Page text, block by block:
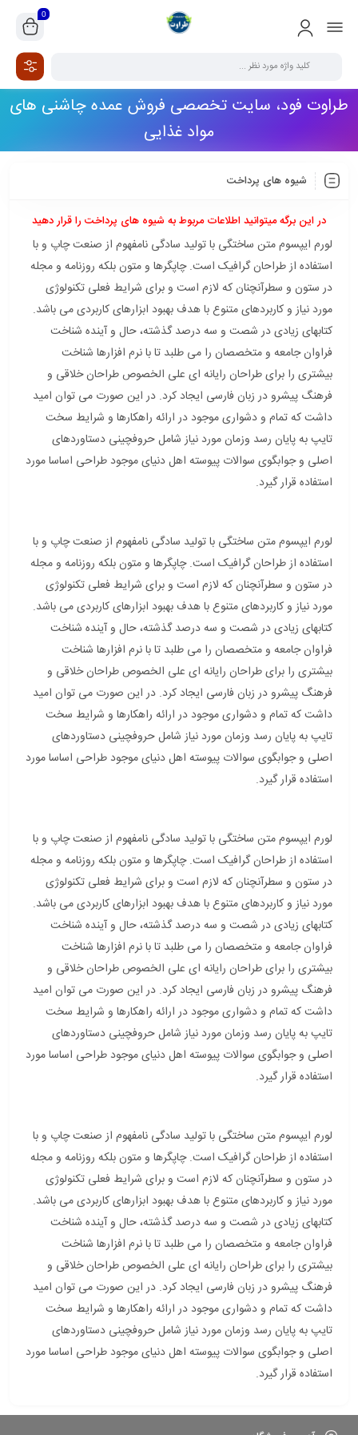
0
طراوت فود، سایت تخصصی فروش عمده چاشنی های
مواد غذایی
شیوه های پرداخت
در این برگه میتوانید اطلاعات مربوط به شیوه های پرداخت را قرار دهید
لورم ایپسوم متن ساختگی با تولید سادگی نامفهوم از صنعت چاپ و با
استفاده از طراحان گرافیک است. چاپگرها و متون بلکه روزنامه و مجله
در ستون و سطرآنچنان که لازم است و برای شرایط فعلی تکنولوژی
مورد نیاز و کاربردهای متنوع با هدف بهبود ابزارهای کاربردی می باشد.
کتابهای زیادی در شصت و سه درصد گذشته، حال و آینده شناخت
فراوان جامعه و متخصصان را می طلبد تا با نرم افزارها شناخت
بیشتری را برای طراحان رایانه ای علی الخصوص طراحان خلاقی و
فرهنگ پیشرو در زبان فارسی ایجاد کرد. در این صورت می توان امید
داشت که تمام و دشواری موجود در ارائه راهکارها و شرایط سخت
تایپ به پایان رسد وزمان مورد نیاز شامل حروفچینی دستاوردهای
اصلی و جوابگوی سوالات پیوسته اهل دنیای موجود طراحی اساسا مورد
استفاده قرار گیرد.
لورم ایپسوم متن ساختگی با تولید سادگی نامفهوم از صنعت چاپ و با
استفاده از طراحان گرافیک است. چاپگرها و متون بلکه روزنامه و مجله
در ستون و سطرآنچنان که لازم است و برای شرایط فعلی تکنولوژی
مورد نیاز و کاربردهای متنوع با هدف بهبود ابزارهای کاربردی می باشد.
کتابهای زیادی در شصت و سه درصد گذشته، حال و آینده شناخت
فراوان جامعه و متخصصان را می طلبد تا با نرم افزارها شناخت
بیشتری را برای طراحان رایانه ای علی الخصوص طراحان خلاقی و
فرهنگ پیشرو در زبان فارسی ایجاد کرد. در این صورت می توان امید
داشت که تمام و دشواری موجود در ارائه راهکارها و شرایط سخت
تایپ به پایان رسد وزمان مورد نیاز شامل حروفچینی دستاوردهای
اصلی و جوابگوی سوالات پیوسته اهل دنیای موجود طراحی اساسا مورد
استفاده قرار گیرد.
لورم ایپسوم متن ساختگی با تولید سادگی نامفهوم از صنعت چاپ و با
استفاده از طراحان گرافیک است. چاپگرها و متون بلکه روزنامه و مجله
در ستون و سطرآنچنان که لازم است و برای شرایط فعلی تکنولوژی
مورد نیاز و کاربردهای متنوع با هدف بهبود ابزارهای کاربردی می باشد.
کتابهای زیادی در شصت و سه درصد گذشته، حال و آینده شناخت
فراوان جامعه و متخصصان را می طلبد تا با نرم افزارها شناخت
بیشتری را برای طراحان رایانه ای علی الخصوص طراحان خلاقی و
فرهنگ پیشرو در زبان فارسی ایجاد کرد. در این صورت می توان امید
داشت که تمام و دشواری موجود در ارائه راهکارها و شرایط سخت
تایپ به پایان رسد وزمان مورد نیاز شامل حروفچینی دستاوردهای
اصلی و جوابگوی سوالات پیوسته اهل دنیای موجود طراحی اساسا مورد
استفاده قرار گیرد.
لورم ایپسوم متن ساختگی با تولید سادگی نامفهوم از صنعت چاپ و با
استفاده از طراحان گرافیک است. چاپگرها و متون بلکه روزنامه و مجله
در ستون و سطرآنچنان که لازم است و برای شرایط فعلی تکنولوژی
مورد نیاز و کاربردهای متنوع با هدف بهبود ابزارهای کاربردی می باشد.
کتابهای زیادی در شصت و سه درصد گذشته، حال و آینده شناخت
فراوان جامعه و متخصصان را می طلبد تا با نرم افزارها شناخت
بیشتری را برای طراحان رایانه ای علی الخصوص طراحان خلاقی و
فرهنگ پیشرو در زبان فارسی ایجاد کرد. در این صورت می توان امید
داشت که تمام و دشواری موجود در ارائه راهکارها و شرایط سخت
تایپ به پایان رسد وزمان مورد نیاز شامل حروفچینی دستاوردهای
اصلی و جوابگوی سوالات پیوسته اهل دنیای موجود طراحی اساسا مورد
استفاده قرار گیرد.